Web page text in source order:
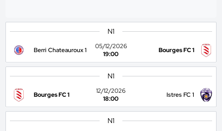
N1
Berri Chateauroux 1
05/12/2026
19:00
Bourges FC 1
N1
Bourges FC 1
12/12/2026
18:00
Istres FC 1
N1